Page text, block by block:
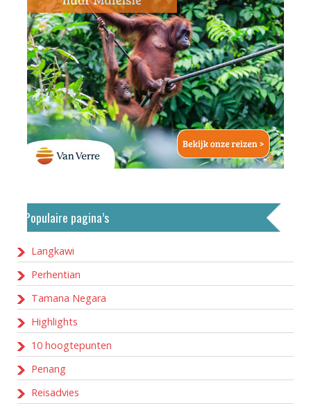
Populaire pagina’s
Langkawi
Perhentian
Tamana Negara
Highlights
10 hoogtepunten
Penang
Reisadvies